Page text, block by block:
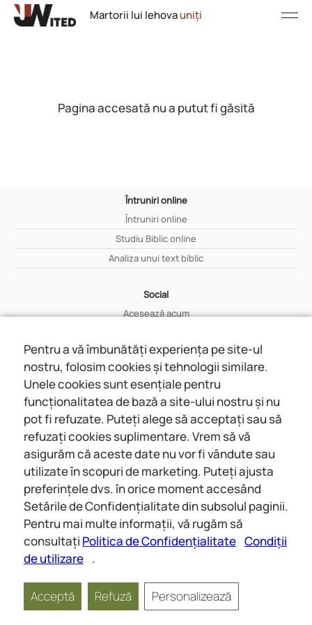
Martorii lui Iehovauniți
Pagina accesată nu a putut fi găsită
Întruniri online
Întruniri online
Studiu Biblic online
Analiza unui text biblic
Social
Acesează acum
Wiki
Află mai multe
Despre noi
Despre noi
Contact
Întruniri online
Social
Despre noi
Copyright © 2026 jwunited.org
Politica de
Confidențialitate
Condiții de
utilizare
Setări de
Confidențialitate
Pentru a vă îmbunătăți experiența pe site-ul
nostru, folosim cookies și tehnologii similare.
Unele cookies sunt esențiale pentru
funcționalitatea de bază a site-ului nostru și nu
pot fi refuzate. Puteți alege să acceptați sau să
refuzați cookies suplimentare. Vrem să vă
asigurăm că aceste date nu vor fi vândute sau
utilizate în scopuri de marketing. Puteți ajusta
preferințele dvs. în orice moment accesând
Setările de Confidențialitate din subsolul paginii.
Pentru mai multe informații, vă rugăm să
consultați Politica de Confidențialitate Condiții
de utilizare .
Acceptă Refuză Personalizează